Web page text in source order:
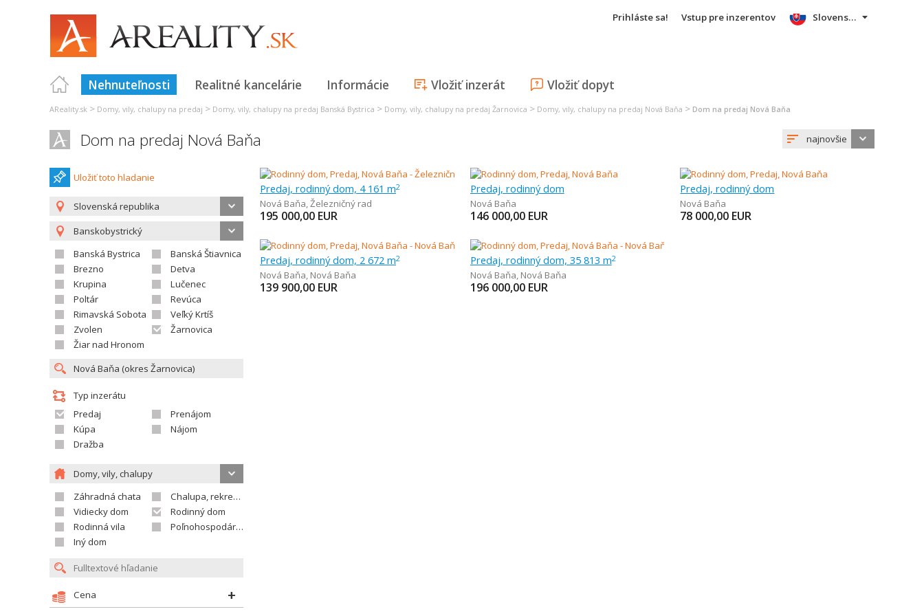
Prihláste sa! Vstup pre inzerentov
Nehnuteľnosti Realitné kancelárie Informácie Vložiť inzerát Vložiť dopyt
Slovensky
AReality.sk > Domy, vily, chalupy na predaj > Domy, vily, chalupy na predaj Banská Bystrica > Domy, vily, chalupy na predaj Žarnovica > Domy, vily, chalupy na predaj Nová Baňa > Dom na predaj Nová Baňa
Dom na predaj Nová Baňa najnovšie
Uložiť toto hladanie
Slovenská republika
Banskobystrický
Banská Bystrica
Banská Štiavnica
Brezno
Detva
Krupina
Lučenec
Poltár
Revúca
Rimavská Sobota
Veľký Krtíš
Zvolen
Žarnovica
Žiar nad Hronom
Typ inzerátu
Predaj
Prenájom
Kúpa
Nájom
Dražba
Domy, vily, chalupy
Záhradná chata
Chalupa, rekreačný domček
Vidiecky dom
Rodinný dom
Rodinná vila
Poľnohospodárska usadlosť
Iný dom
Cena
Predaj, rodinný dom, 4 161 m2
Nová Baňa,Železničný rad
195 000,00 EUR
Predaj, rodinný dom
Nová Baňa
146 000,00 EUR
Predaj, rodinný dom
Nová Baňa
78 000,00 EUR
Predaj, rodinný dom, 2 672 m2
Nová Baňa, Nová Baňa
139 900,00 EUR
Predaj, rodinný dom, 35 813 m2
Nová Baňa, Nová Baňa
196 000,00 EUR